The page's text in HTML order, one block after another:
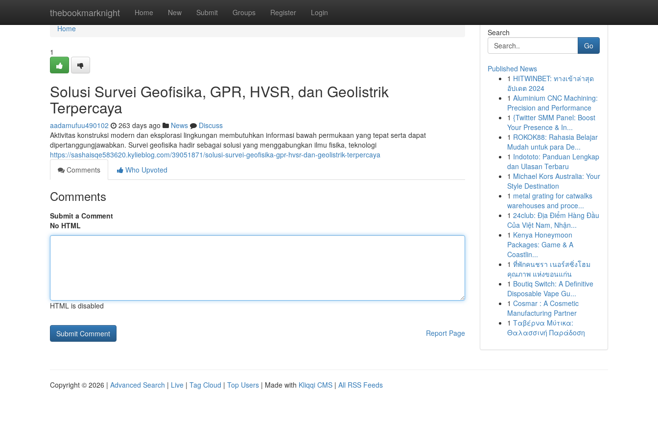
thebookmarknight Home New Submit Groups Register Login
Home
Home
1
Solusi Survei Geofisika, GPR, HVSR, dan Geolistrik
Terpercaya
aadamufuu490102 263 days ago News
Discuss
Aktivitas konstruksi modern dan eksplorasi lingkungan membutuhkan informasi bawah permukaan yang tepat serta dapat
dipertanggungjawabkan. Survei geofisika hadir sebagai solusi yang menggabungkan ilmu fisika, teknologi
https://sashaisqe583620.kylieblog.com/39051871/solusi-survei-geofisika-gpr-hvsr-dan-geolistrik-terpercaya
Comments
Who Upvoted
Comments
Submit a Comment
No HTML
HTML is disabled
Report Page
Search
Go
Published News
1 HITWINBET: ทางเข้าล่าสุด
อัปเดต 2024
1 Aluminium CNC Machining:
Precision and Performance
1 {Twitter SMM Panel: Boost
Your Presence & In...
1 ROKOK88: Rahasia Belajar
Mudah untuk para De...
1 Indototo: Panduan Lengkap
dan Ulasan Terbaru
1 Michael Kors Australia: Your
Style Destination
1 metal grating for catwalks
warehouses and proce...
1 24club: Địa Điểm Hàng Đầu
Của Việt Nam, Nhận...
1 Kenya Honeymoon
Packages: Game & A
Coastlin...
1 ที่พักคนชรา เนอร์สซิ่งโฮม
คุณภาพ แห่งขอนแก่น
1 Boutiq Switch: A Definitive
Disposable Vape Gu...
1 Cosmar : A Cosmetic
Manufacturing Partner
1 Ταβέρνα Μύτικα:
Θαλασσινή Παράδοση
Copyright © 2026 | Advanced Search | Live | Tag Cloud | Top Users | Made with Kliqqi CMS | All RSS Feeds